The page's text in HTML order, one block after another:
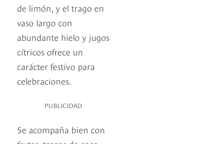
de limón, y el trago en
vaso largo con
abundante hielo y jugos
cítricos ofrece un
carácter festivo para
celebraciones.
PUBLICIDAD
Se acompaña bien con